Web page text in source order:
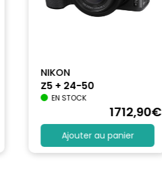
NIKON
Z5 + 24-50
EN STOCK
1712,90€
Ajouter au panier